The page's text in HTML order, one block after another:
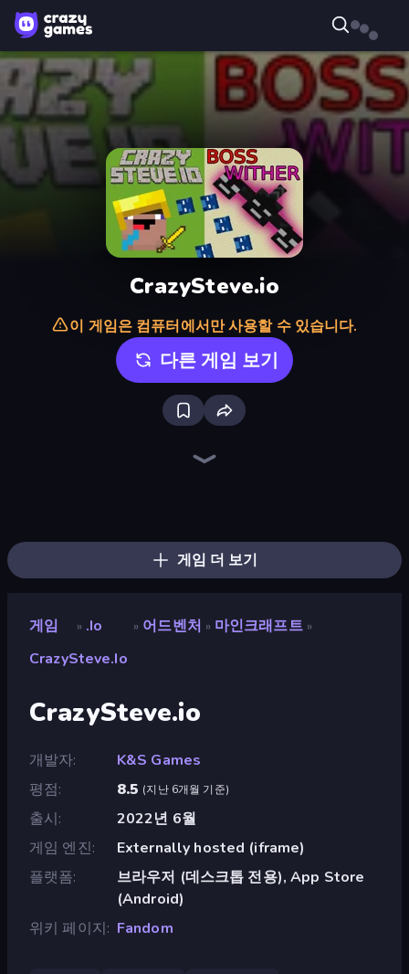
CrazySteve.io
이 게임은 컴퓨터에서만 사용할 수 있습니다.
다른 게임 보기
게임 더 보기
게임 » .io » 어드벤처 » 마인크래프트 »
CrazySteve.io
CrazySteve.io
개발자
K&S Games
평점
8.5 (지난 6개월 기준)
출시
2022년 6월
게임 엔진
Externally hosted (iframe)
플랫폼
브라우저 (데스크톱 전용), App Store
(Android)
위키 페이지
Fandom